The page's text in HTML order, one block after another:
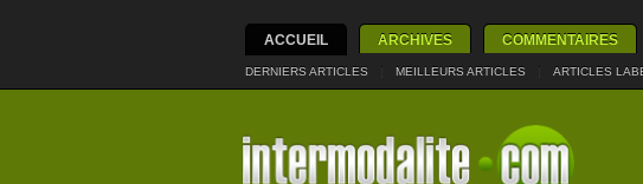
ACCUEIL ARCHIVES COMMENTAIRES
DERNIERS ARTICLES | MEILLEURS ARTICLES | ARTICLES